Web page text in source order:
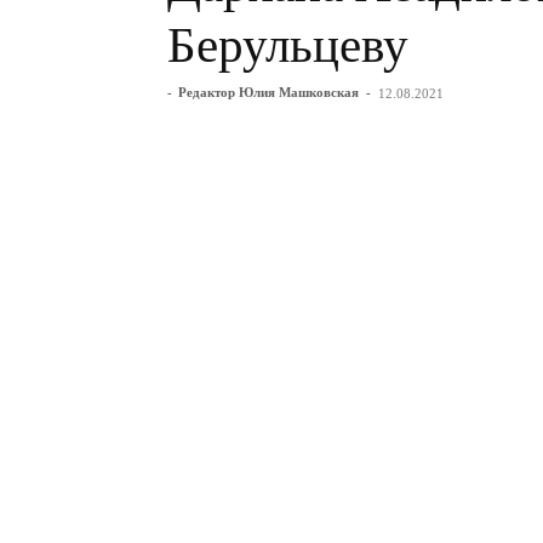
Берульцеву
- Редактор Юлия Машковская - 12.08.2021